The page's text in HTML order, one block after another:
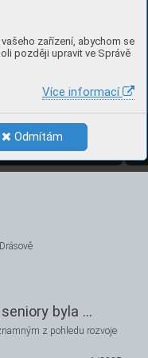
zařízení, abychom se
později upravit ve Správě
Více informací
Odmítám
číslo 1, březen 2025
byla …
z pohledu rozvoje